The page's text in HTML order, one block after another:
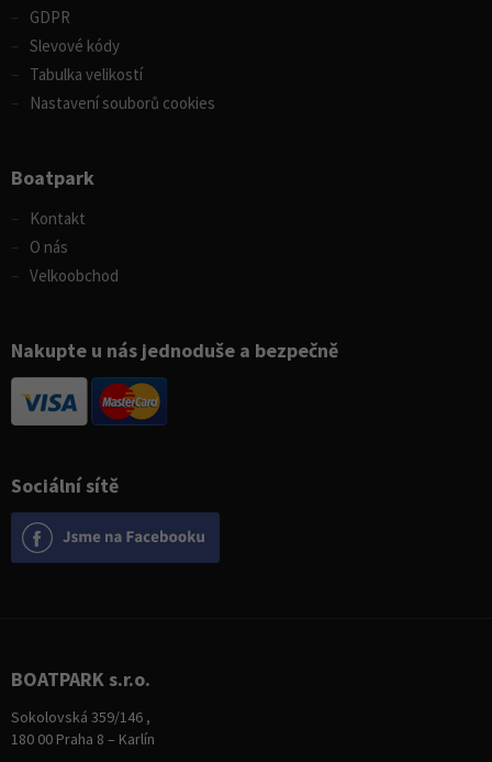
Sociální sítě
GDPR
Slevové kódy
Tabulka velikostí
Nastavení souborů cookies
Boatpark
Kontakt
O nás
Velkoobchod
Nakupte u nás jednoduše a bezpečně
BOATPARK s.r.o.
Sokolovská 359/146 ,
180 00 Praha 8 – Karlín